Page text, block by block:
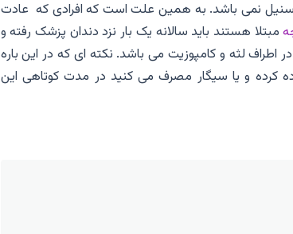
نمی باشد. به همین علت است که افرادی که عادت
مبتلا هستند باید سالانه یک بار نزد دندان پزشک رفته و
لثه و کامپوزیت می باشد. نکته ای که در این باره
کرده و یا سیگار مصرف می کنید در مدت کوتاهی این